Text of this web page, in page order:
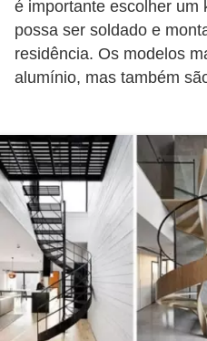
é importante escolher um
possa ser soldado e
residência. Os modelos
alumínio, mas também
í
n
d
c
o
e
c
o
n
d
o